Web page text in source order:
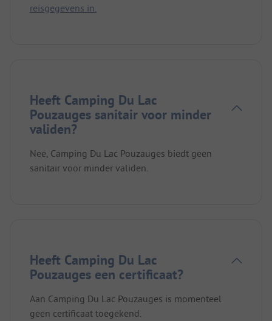
reisgegevens in.
Heeft Camping Du Lac
Pouzauges sanitair voor minder
validen?
Nee, Camping Du Lac Pouzauges biedt geen
sanitair voor minder validen.
Heeft Camping Du Lac
Pouzauges een certificaat?
Aan Camping Du Lac Pouzauges is momenteel
geen certificaat toegekend.